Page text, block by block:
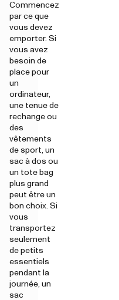
Commencez
par ce que
vous devez
emporter. Si
vous avez
besoin de
place pour
un
ordinateur,
une tenue de
rechange ou
des
vêtements
de sport, un
sac à dos ou
un tote bag
plus grand
peut être un
bon choix. Si
vous
transportez
seulement
de petits
essentiels
pendant la
journée, un
sac